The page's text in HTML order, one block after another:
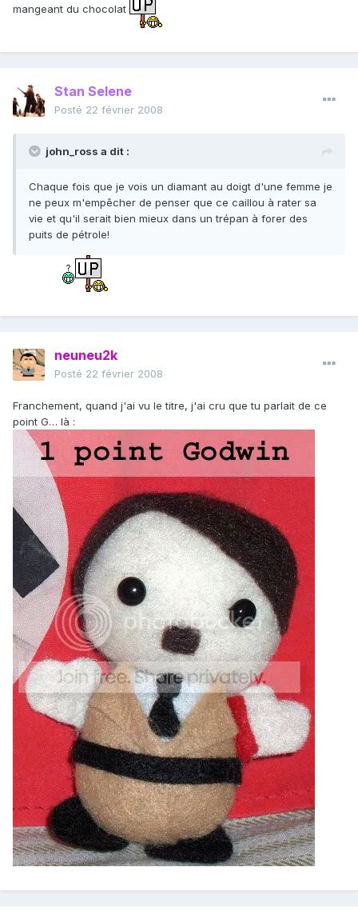
mangeant du chocolat
Stan Selene
Posté 22 février 2008
john_ross a dit :
Chaque fois que je vois un diamant au doigt d'une femme je
ne peux m'empêcher de penser que ce caillou à rater sa
vie et qu'il serait bien mieux dans un trépan à forer des
puits de pétrole!
neuneu2k
Posté 22 février 2008
Franchement, quand j'ai vu le titre, j'ai cru que tu parlait de ce
point G… là :